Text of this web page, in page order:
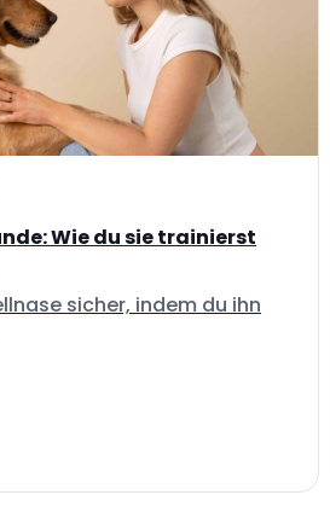
Wie du sie trainierst
sicher, indem du ihn